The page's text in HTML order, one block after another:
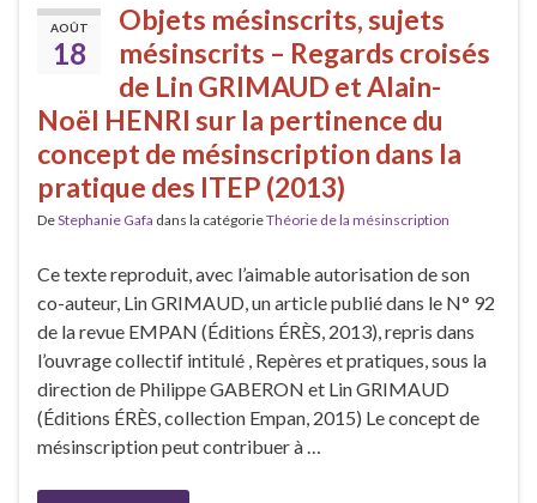
AOÛT
18
Objets mésinscrits, sujets
mésinscrits – Regards croisés
de Lin GRIMAUD et Alain-
Noël HENRI sur la pertinence du
concept de mésinscription dans la
pratique des ITEP (2013)
DeStephanie Gafa dans la catégorieThéorie de la mésinscription
Ce texte reproduit, avec l’aimable autorisation de son
co-auteur, Lin GRIMAUD, un article publié dans le N° 92
de la revue EMPAN (Éditions ÉRÈS, 2013), repris dans
l’ouvrage collectif intitulé , Repères et pratiques, sous la
direction de Philippe GABERON et Lin GRIMAUD
(Éditions ÉRÈS, collection Empan, 2015) Le concept de
mésinscription peut contribuer à …